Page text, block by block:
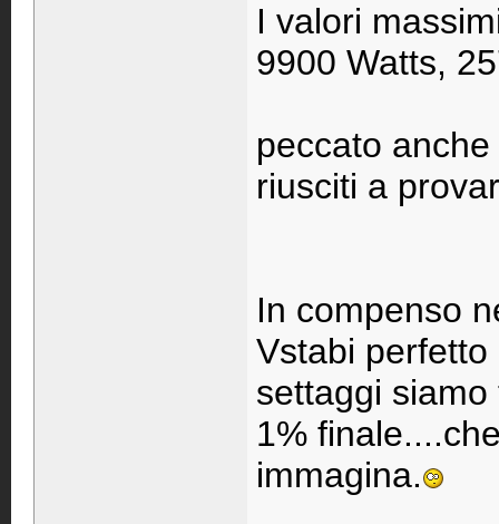
I valori
9900 Watts,
peccato
riusciti a
In compenso
Vstabi
settaggi
1%
immagina.